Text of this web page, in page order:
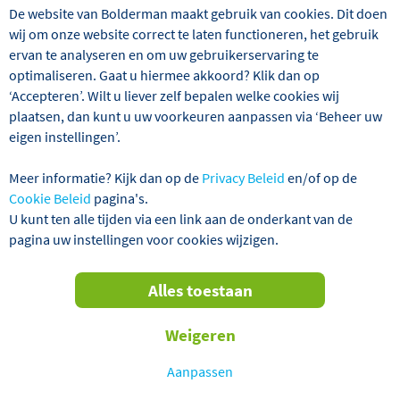
of
Wis alle huidige filters
De website van Bolderman maakt gebruik van cookies. Dit doen
wij om onze website correct te laten functioneren, het gebruik
ervan te analyseren en om uw gebruikerservaring te
optimaliseren. Gaat u hiermee akkoord? Klik dan op
‘Accepteren’. Wilt u liever zelf bepalen welke cookies wij
plaatsen, dan kunt u uw voorkeuren aanpassen via ‘Beheer uw
eigen instellingen’.
Meer informatie? Kijk dan op de Privacy Beleid en/of op de
Cookie Beleid pagina's.
U kunt ten alle tijden via een link aan de onderkant van de
pagina uw instellingen voor cookies wijzigen.
Aanpassen
Weigeren
Alles toestaan